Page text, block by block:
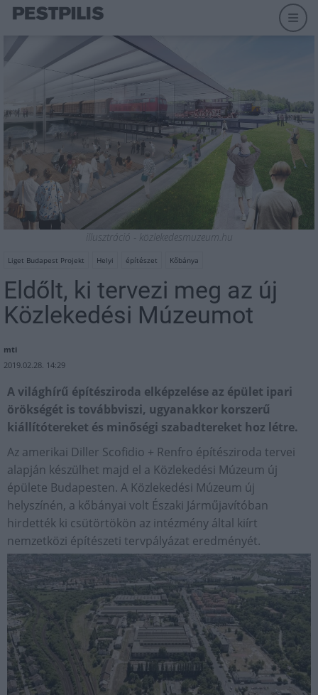
illusztráció - közlekedesmuzeum.hu
Liget Budapest Projekt Helyi építészet Kőbánya
Eldőlt, ki tervezi meg az új
Közlekedési Múzeumot
mti
2019.02.28. 14:29
A világhírű építésziroda elképzelése az épület ipari
örökségét is továbbviszi, ugyanakkor korszerű
kiállítótereket és minőségi szabadtereket hoz létre.
Az amerikai Diller Scofidio + Renfro építésziroda tervei
alapján készülhet majd el a Közlekedési Múzeum új
épülete Budapesten. A Közlekedési Múzeum új
helyszínén, a kőbányai volt Északi Járműjavítóban
hirdették ki csütörtökön az intézmény által kiírt
nemzetközi építészeti tervpályázat eredményét.